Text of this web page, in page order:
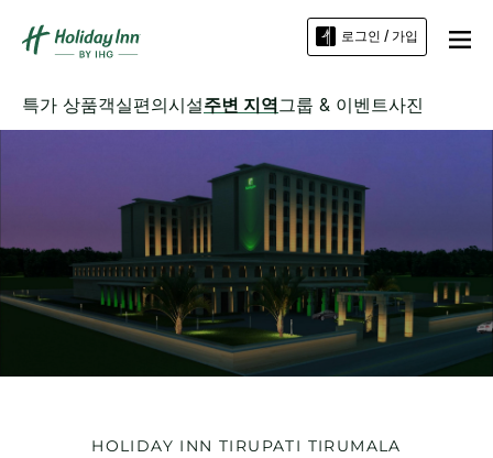
로그인 / 가입
특가 상품객실편의시설주변 지역그룹 & 이벤트사진
HOLIDAY INN TIRUPATI TIRUMALA